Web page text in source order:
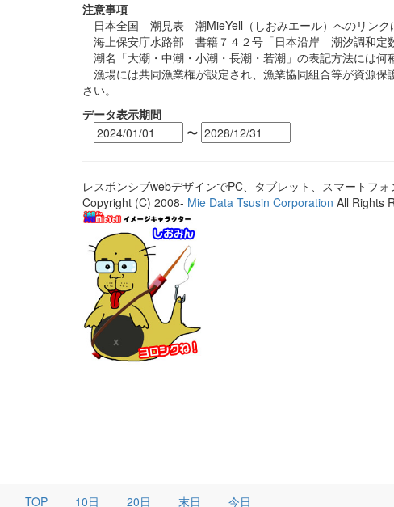
注意事項
日本全国 潮見表 潮MieYell（しおみエール）へのリンク
海上保安庁水路部 書籍７４２号「日本沿岸 潮汐調和定
潮名「大潮・中潮・小潮・長潮・若潮」の表記方法には何
漁場には共同漁業権が設定され、漁業協同組合等が資源
さい。
データ表示期間
〜
レスポンシブwebデザインでPC、タブレット、スマートフォ
Copyright (C) 2008- Mie Data Tsusin Corporation All Rights
TOP 10日 20日 末日 今日